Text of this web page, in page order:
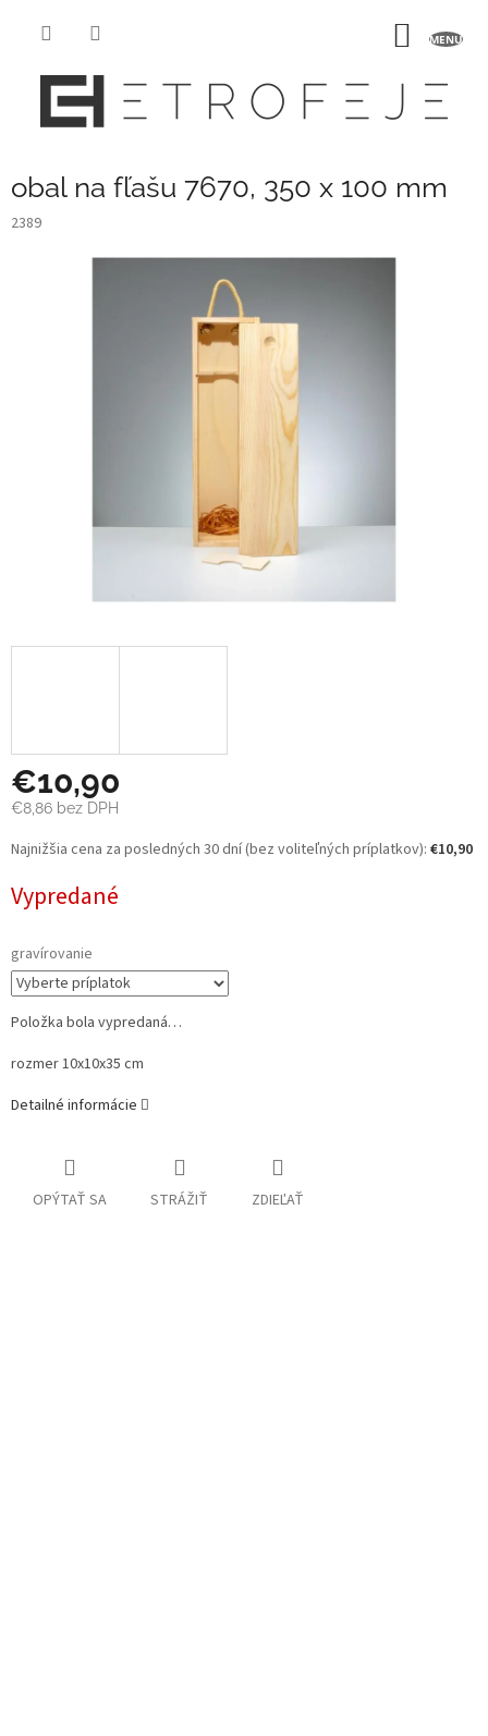
obal na fľašu 7670, 350 x 100 mm
2389
€10,90
€8,86 bez DPH
Jednotková
cena:
Najnižšia cena za posledných 30 dní (bez voliteľných príplatkov): €10,90
Vypredané
gravírovanie
Položka bola vypredaná…
rozmer 10x10x35 cm
Detailné informácie
OPÝTAŤ SA STRÁŽIŤ ZDIEĽAŤ